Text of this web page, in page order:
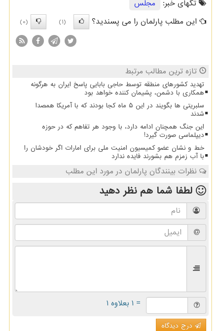
تگهای خبر:
مجلس
این مطلب پارلمان را می پسندید؟
(1)
(0)
تازه ترین مطالب مرتبط
تهدید کشورهای منطقه توسط حاجی بابایی پاسخ ایران به هرگونه
همکاری با دشمن، پشیمان کننده خواهد بود
سلبریتی ها بگویند در این ۵ ماه کجا بودند که با آمریکا همصدا
شدند
این جنگ همچنان ادامه دارد، با وجود هر تفاهم که در حوزه
دیپلماسی صورت گیرد!
خط و نشان عضو کمیسیون امنیت ملی برای امارات اگر خودشان را
با آب زمزم هم بشورند فایده ندارد
نظرات بینندگان پارلمان در مورد این مطلب
لطفا شما همنظر دهید
= ۱ بعلاوه ۱
درج دیدگاه